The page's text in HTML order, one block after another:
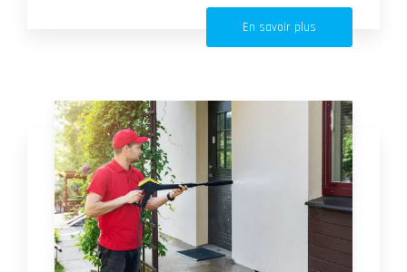
En savoir plus